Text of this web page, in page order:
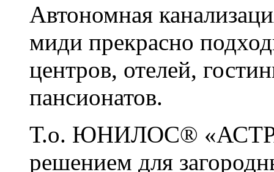
Автономная
миди прекрасно
центров, отелей,
пансионатов.
Т.о. ЮНИЛОС®
решением для